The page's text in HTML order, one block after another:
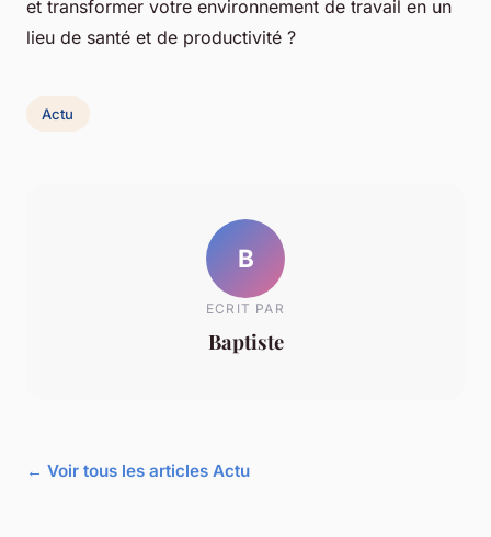
et transformer votre environnement de travail en un
lieu de santé et de productivité ?
Actu
B
ECRIT PAR
Baptiste
← Voir tous les articles Actu